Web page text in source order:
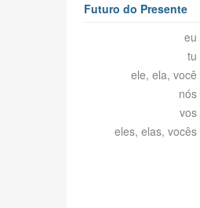
Futuro do Presente
eu
tu
ele, ela, você
nós
vos
eles, elas, vocês